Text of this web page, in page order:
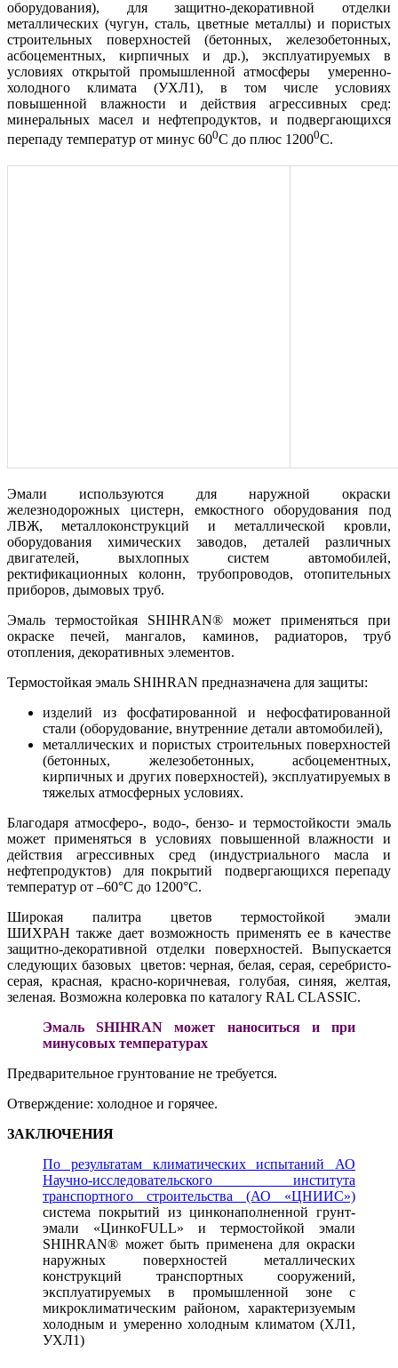
оборудования), для защитно-декоративной отделки
металлических (чугун, сталь, цветные металлы) и пористых
строительных поверхностей (бетонных, железобетонных,
асбоцементных, кирпичных и др.), эксплуатируемых в
условиях открытой промышленной атмосферы умеренно-
холодного климата (УХЛ1), в том числе условиях
повышенной влажности и действия агрессивных сред:
минеральных масел и нефтепродуктов, и подвергающихся
перепаду температур от минус 600С до плюс 12000С.
Эмали используются для наружной окраски
железнодорожных цистерн, емкостного оборудования под
ЛВЖ, металлоконструкций и металлической кровли,
оборудования химических заводов, деталей различных
двигателей, выхлопных систем автомобилей,
ректификационных колонн, трубопроводов, отопительных
приборов, дымовых труб.
Эмаль термостойкая SHIHRAN® может применяться при
окраске печей, мангалов, каминов, радиаторов, труб
отопления, декоративных элементов.
Термостойкая эмаль SHIHRAN предназначена для защиты:
изделий из фосфатированной и нефосфатированной
стали (оборудование, внутренние детали автомобилей),
металлических и пористых строительных поверхностей
(бетонных, железобетонных, асбоцементных,
кирпичных и других поверхностей), эксплуатируемых в
тяжелых атмосферных условиях.
Благодаря атмосферо-, водо-, бензо- и термостойкости эмаль
может применяться в условиях повышенной влажности и
действия агрессивных сред (индустриального масла и
нефтепродуктов) для покрытий подвергающихся перепаду
температур от –60°С до 1200°С.
Широкая палитра цветов термостойкой эмали
ШИХРАН также дает возможность применять ее в качестве
защитно-декоративной отделки поверхностей. Выпускается
следующих базовых цветов: черная, белая, серая, серебристо-
серая, красная, красно-коричневая, голубая, синяя, желтая,
зеленая. Возможна колеровка по каталогу RAL CLASSIC.
Эмаль SHIHRAN может наноситься и при
минусовых температурах
Предварительное грунтование не требуется.
Отверждение: холодное и горячее.
ЗАКЛЮЧЕНИЯ
По результатам климатических испытаний АО
Научно-исследовательского института
транспортного строительства (АО «ЦНИИС»)
система покрытий из цинконаполненной грунт-
эмали «ЦинкоFULL» и термостойкой эмали
SHIHRAN® может быть применена для окраски
наружных поверхностей металлических
конструкций транспортных сооружений,
эксплуатируемых в промышленной зоне с
микроклиматическим районом, характеризуемым
холодным и умеренно холодным климатом (ХЛ1,
УХЛ1)